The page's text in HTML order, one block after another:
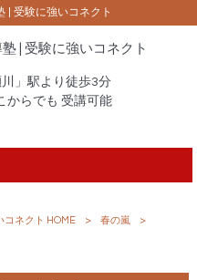
| 受験に強いコネクト
」駅より徒歩3分
からでも 受講可能
コネクト HOME > 春の嵐
>